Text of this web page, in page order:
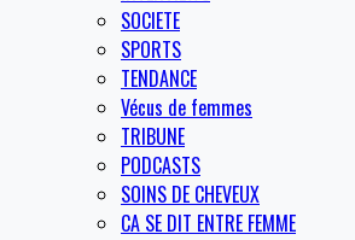
SOCIETE
SPORTS
TENDANCE
Vécus de femmes
TRIBUNE
PODCASTS
SOINS DE CHEVEUX
CA SE DIT ENTRE FEMME